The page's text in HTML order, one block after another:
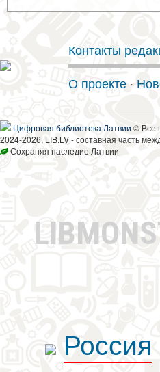
Контакты
О проекте ·
Цифровая библиотека Латвии © Все
2024-2026, LIB.LV - составная часть
Сохраняя наследие Латвии
Россия